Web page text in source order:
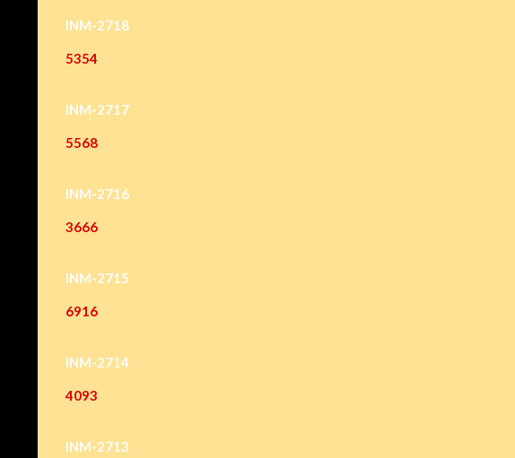
INM-2718
5354
INM-2717
5568
INM-2716
3666
INM-2715
6916
INM-2714
4093
INM-2713